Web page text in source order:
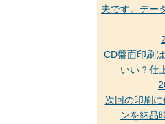
夫です。デー
CD盤面印刷
いい？仕
次回の印刷
ンを納品